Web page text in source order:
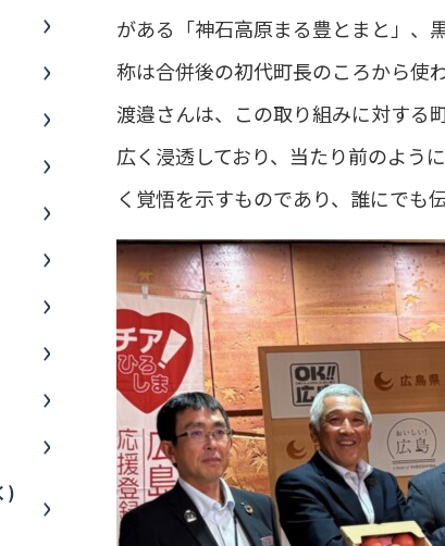
)
がある「神石高原まる豊とまと」、
称は合併後の初代町長のころから使
渡邉さんは、この取り組みに対する
広く浸透しており、当たり前のよう
く覚悟を示すものであり、誰にでも